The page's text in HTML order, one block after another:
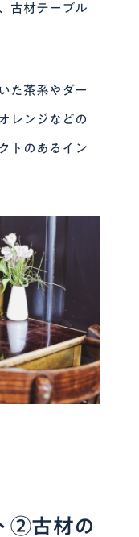
古材テーブル
た茶系やダー
レンジなどの
トのあるイン
②古材の